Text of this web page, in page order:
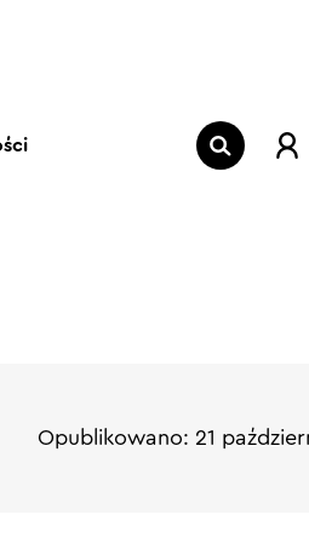
Opublikowano: 21